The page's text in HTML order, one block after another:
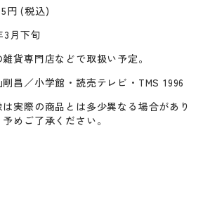
円 (税込)
3月下旬
貨専門店などで取扱い予定。
昌／小学館・読売テレビ・TMS 1996
は実際の商品とは多少異なる場合があり
予めご了承ください。